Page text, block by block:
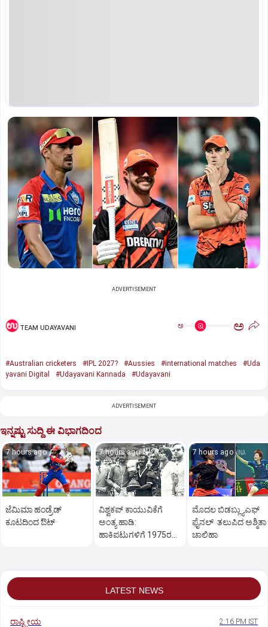
ADVERTISEMENT
TEAM UDAYAVANI ಅ ಅ
#Australian cricketers #IPL 2027? #Aussies #international matches
#Uda
yavani Digital
#Udayavani Kannada #Udayavani
ADVERTISEMENT
ಇನ್ನಷ್ಟು ಸುದ್ದಿ ಈ ವಿಭಾಗದಿಂದ
7 hours ago
ಜೆಮಿಮಾ ಹಂಡ್ರೆಡ್‌
ಕೂಟದಿಂದ ಔಟ್‌
7 hours ago
ವಿಶ್ವಕಪ್‌ ಕಾಯುವಿಕೆಗೆ
ಅಂತ್ಯ ಹಾಡಿ:
ಹಾಕಿಪಟುಗಳಿಗೆ 1975ರ
7 hours ago
ಮೊದಲ ಬಿಡಬ್ಲ್ಯುಎಫ್‌
ಫೈನಲ್‌ ತಲುಪಿದ ಅಶ್ಮಿತಾ
ಚಾಲಿಹಾ
LATEST NEWS
ರಾಷ್ಟ್ರೀಯ 2:16 PM IST